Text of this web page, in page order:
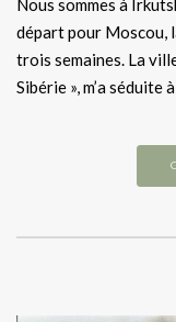
Nous sommes à
départ pour Moscou,
trois semaines. La
Sibérie », m’a séduite